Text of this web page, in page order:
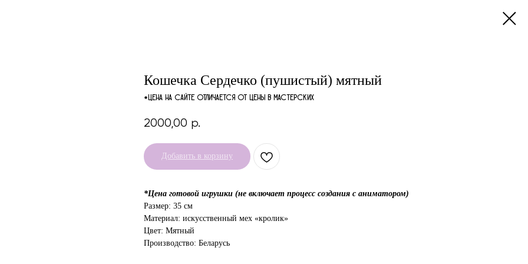
Кошечка Сердечко (пушистый) мятный
*Цена на сайте отличается от цены в мастерских
2000,00 р.
Добавить в корзину
*Цена готовой игрушки (не включает процесс создания с аниматором)
Размер: 35 см
Материал: искусственный мех «кролик»
Цвет: Мятный
Производство: Беларусь